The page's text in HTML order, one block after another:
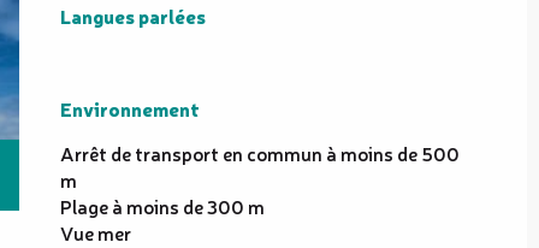
Langues parlées
Langues parlées
Environnement
Environnement
Arrêt de transport en commun à moins de 500
m
Plage à moins de 300 m
Vue mer